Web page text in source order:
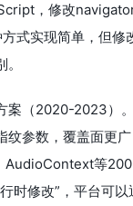
，修改
式实现简单，但修
案（2020-2023）
纹参数，覆盖面更
AudioContext等
时修改”，平台可